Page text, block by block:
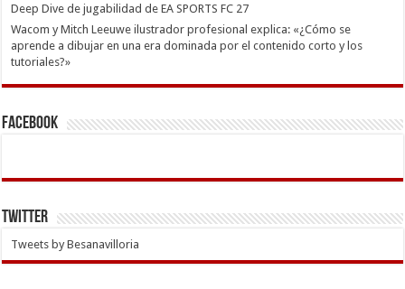
Deep Dive de jugabilidad de EA SPORTS FC 27
Wacom y Mitch Leeuwe ilustrador profesional explica: «¿Cómo se
aprende a dibujar en una era dominada por el contenido corto y los
tutoriales?»
Facebook
Twitter
Tweets by Besanavilloria